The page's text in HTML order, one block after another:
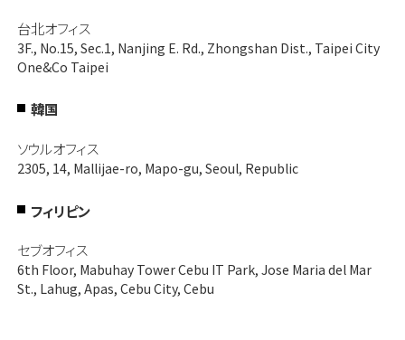
台北オフィス
3F., No.15, Sec.1, Nanjing E. Rd., Zhongshan Dist., Taipei City
One&Co Taipei
韓国
ソウルオフィス
2305, 14, Mallijae-ro, Mapo-gu, Seoul, Republic
フィリピン
セブオフィス
6th Floor, Mabuhay Tower Cebu IT Park, Jose Maria del Mar
St., Lahug, Apas, Cebu City, Cebu